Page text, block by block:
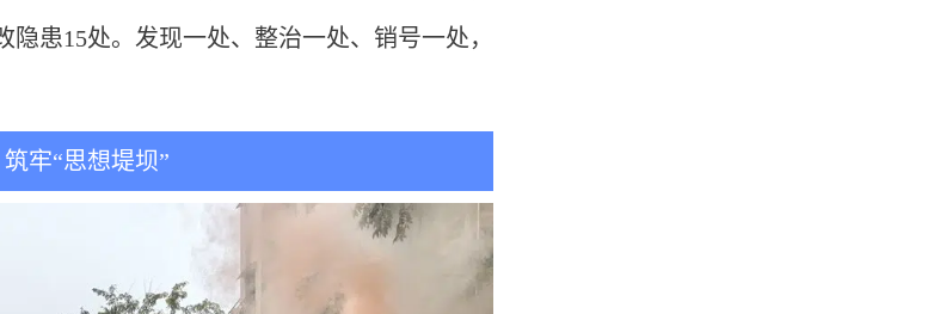
患15处。发现一处、整治一处、销号一处，
牢“思想堤坝”